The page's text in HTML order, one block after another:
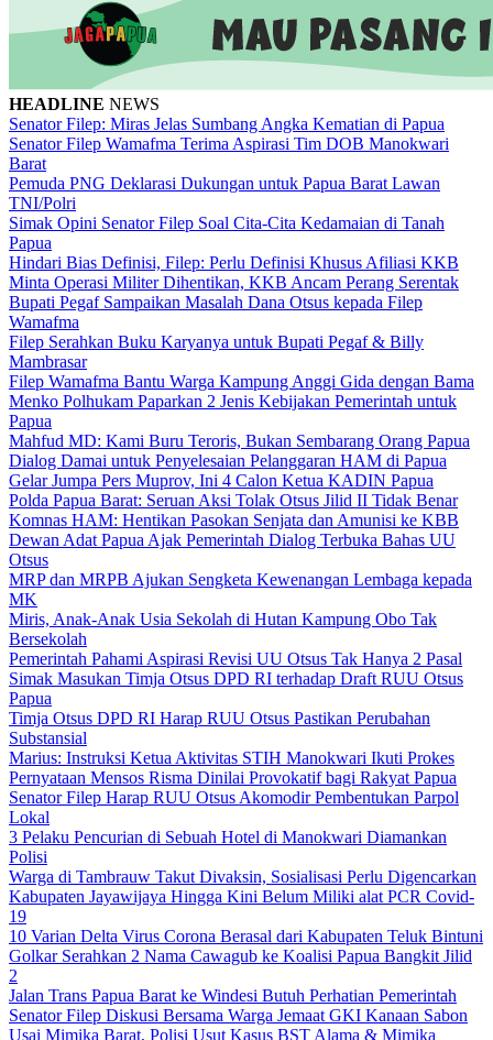
HEADLINE NEWS
Senator Filep: Miras Jelas Sumbang Angka Kematian di Papua
Senator Filep Wamafma Terima Aspirasi Tim DOB Manokwari
Barat
Pemuda PNG Deklarasi Dukungan untuk Papua Barat Lawan
TNI/Polri
Simak Opini Senator Filep Soal Cita-Cita Kedamaian di Tanah
Papua
Hindari Bias Definisi, Filep: Perlu Definisi Khusus Afiliasi KKB
Minta Operasi Militer Dihentikan, KKB Ancam Perang Serentak
Bupati Pegaf Sampaikan Masalah Dana Otsus kepada Filep
Wamafma
Filep Serahkan Buku Karyanya untuk Bupati Pegaf & Billy
Mambrasar
Filep Wamafma Bantu Warga Kampung Anggi Gida dengan Bama
Menko Polhukam Paparkan 2 Jenis Kebijakan Pemerintah untuk
Papua
Mahfud MD: Kami Buru Teroris, Bukan Sembarang Orang Papua
Dialog Damai untuk Penyelesaian Pelanggaran HAM di Papua
Gelar Jumpa Pers Muprov, Ini 4 Calon Ketua KADIN Papua
Polda Papua Barat: Seruan Aksi Tolak Otsus Jilid II Tidak Benar
Komnas HAM: Hentikan Pasokan Senjata dan Amunisi ke KBB
Dewan Adat Papua Ajak Pemerintah Dialog Terbuka Bahas UU
Otsus
MRP dan MRPB Ajukan Sengketa Kewenangan Lembaga kepada
MK
Miris, Anak-Anak Usia Sekolah di Hutan Kampung Obo Tak
Bersekolah
Pemerintah Pahami Aspirasi Revisi UU Otsus Tak Hanya 2 Pasal
Simak Masukan Timja Otsus DPD RI terhadap Draft RUU Otsus
Papua
Timja Otsus DPD RI Harap RUU Otsus Pastikan Perubahan
Substansial
Marius: Instruksi Ketua Aktivitas STIH Manokwari Ikuti Prokes
Pernyataan Mensos Risma Dinilai Provokatif bagi Rakyat Papua
Senator Filep Harap RUU Otsus Akomodir Pembentukan Parpol
Lokal
3 Pelaku Pencurian di Sebuah Hotel di Manokwari Diamankan
Polisi
Warga di Tambrauw Takut Divaksin, Sosialisasi Perlu Digencarkan
Kabupaten Jayawijaya Hingga Kini Belum Miliki alat PCR Covid-
19
10 Varian Delta Virus Corona Berasal dari Kabupaten Teluk Bintuni
Golkar Serahkan 2 Nama Cawagub ke Koalisi Papua Bangkit Jilid
2
Jalan Trans Papua Barat ke Windesi Butuh Perhatian Pemerintah
Senator Filep Diskusi Bersama Warga Jemaat GKI Kanaan Sabon
Usai Mimika Barat, Polisi Usut Kasus BST Alama & Mimika